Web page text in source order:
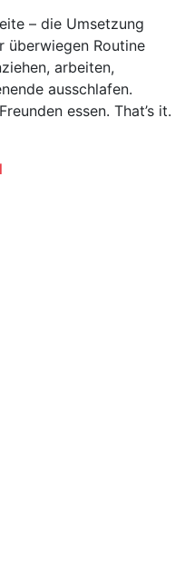
– die Umsetzung
überwiegen Routine
arbeiten,
ausschlafen.
essen. That’s it.